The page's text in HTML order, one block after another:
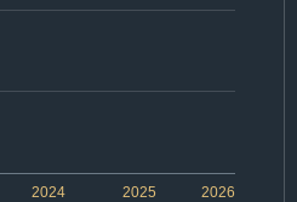
2024 2026
2025